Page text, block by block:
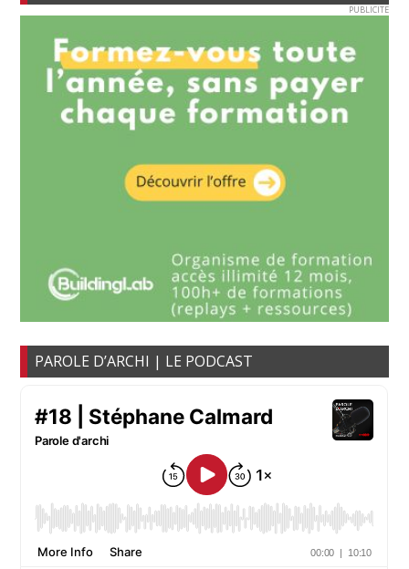
PUBLICITE
PAROLE D’ARCHI | LE PODCAST